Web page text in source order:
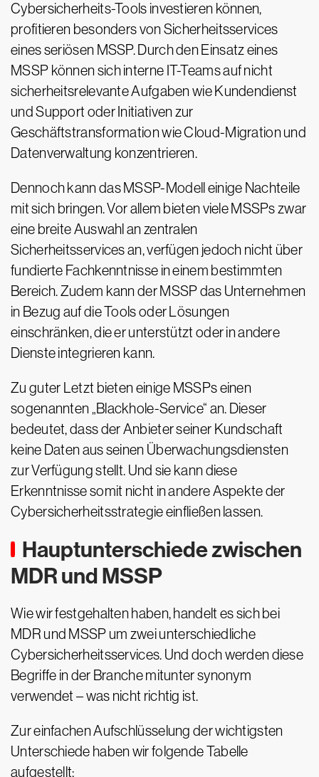
Cybersicherheits-Tools investieren können,
profitieren besonders von Sicherheitsservices
eines seriösen MSSP. Durch den Einsatz eines
MSSP können sich interne IT-Teams auf nicht
sicherheitsrelevante Aufgaben wie Kundendienst
und Support oder Initiativen zur
Geschäftstransformation wie Cloud-Migration und
Datenverwaltung konzentrieren.
Dennoch kann das MSSP-Modell einige Nachteile
mit sich bringen. Vor allem bieten viele MSSPs zwar
eine breite Auswahl an zentralen
Sicherheitsservices an, verfügen jedoch nicht über
fundierte Fachkenntnisse in einem bestimmten
Bereich. Zudem kann der MSSP das Unternehmen
in Bezug auf die Tools oder Lösungen
einschränken, die er unterstützt oder in andere
Dienste integrieren kann.
Zu guter Letzt bieten einige MSSPs einen
sogenannten „Blackhole-Service“ an. Dieser
bedeutet, dass der Anbieter seiner Kundschaft
keine Daten aus seinen Überwachungsdiensten
zur Verfügung stellt. Und sie kann diese
Erkenntnisse somit nicht in andere Aspekte der
Cybersicherheitsstrategie einfließen lassen.
Hauptunterschiede zwischen
MDR und MSSP
Wie wir festgehalten haben, handelt es sich bei
MDR und MSSP um zwei unterschiedliche
Cybersicherheitsservices. Und doch werden diese
Begriffe in der Branche mitunter synonym
verwendet – was nicht richtig ist.
Zur einfachen Aufschlüsselung der wichtigsten
Unterschiede haben wir folgende Tabelle
aufgestellt: